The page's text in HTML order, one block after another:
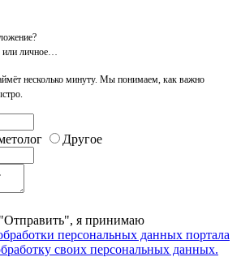
или личное…
несколько минуту. Мы понимаем, как важно
Другое
я принимаю
персональных данных портала
своих персональных данных.